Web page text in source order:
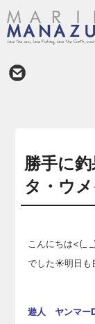
勝手に
タ・ウ
こんにちは<(_
でした☀明日も
遊人 ヤンマー